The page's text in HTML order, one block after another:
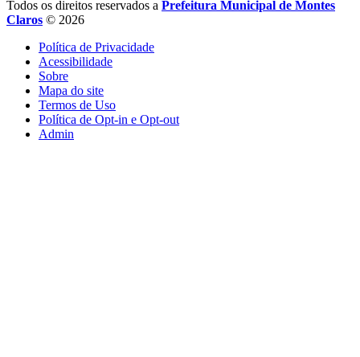
Todos os direitos reservados a Prefeitura Municipal de Montes
Claros © 2026
Política de Privacidade
Acessibilidade
Sobre
Mapa do site
Termos de Uso
Política de Opt-in e Opt-out
Admin